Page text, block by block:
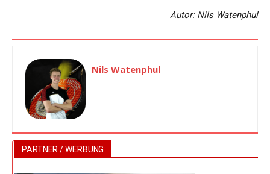
Autor: Nils Watenphul
Nils Watenphul
PARTNER / WERBUNG